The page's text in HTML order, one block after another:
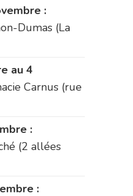
:
Dumas (La
au 4
Carnus (rue
:
(2 allées
: